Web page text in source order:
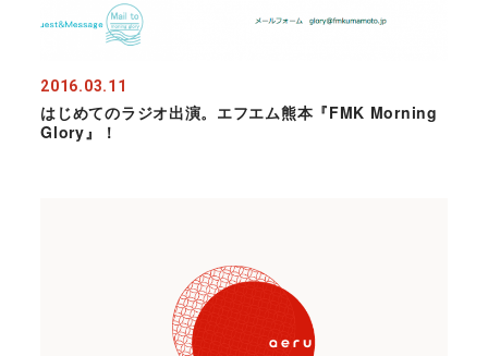
2016.03.11
はじめてのラジオ出演。エフエム熊本『FMK Morning
Glory』！